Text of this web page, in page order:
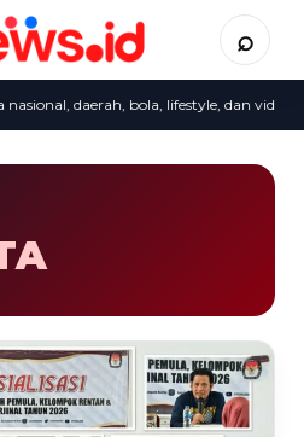
⌕
daerah, bola, lifestyle, dan video